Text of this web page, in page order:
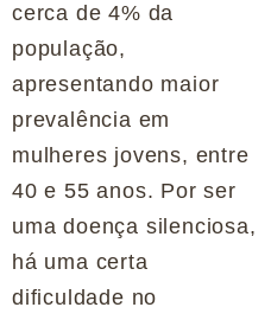
cerca de 4% da
população,
apresentando maior
prevalência em
mulheres jovens, entre
40 e 55 anos. Por ser
uma doença silenciosa,
há uma certa
dificuldade no